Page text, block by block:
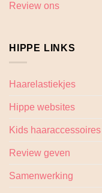
Review ons
HIPPE LINKS
Haarelastiekjes
Hippe websites
Kids haaraccessoires
Review geven
Samenwerking